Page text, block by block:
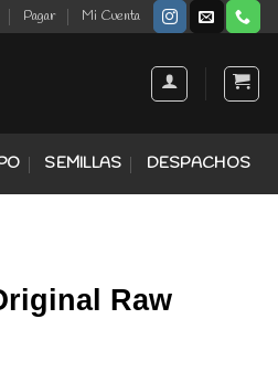
Pagar Mi Cuenta
SEMILLAS DESPACHOS
Raw